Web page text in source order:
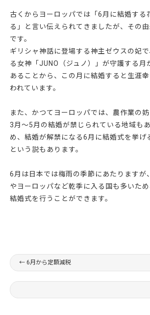
古くからヨーロッパでは「6月に結婚する
る」と言い伝えられてきましたが、その
です。
ギリシャ神話に登場する神主ゼウスの妃
る女神「JUNO（ジュノ）」が守護する月
あることから、この月に結婚すると生涯
われています。
また、かつてヨーロッパでは、農作業の
3月～5月の結婚が禁じられている地域も
め、結婚が解禁になる6月に結婚式を挙げ
という説もあります。
6月は日本では梅雨の季節にあたりますが
やヨーロッパなど乾季に入る国も多いた
結婚式を行うことができます。
← 6月から定額減税